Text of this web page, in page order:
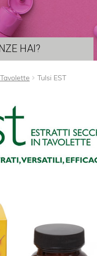
HAI?
Tulsi EST